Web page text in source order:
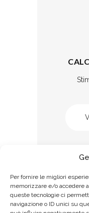
Per fornire le migliori
memorizzare e/o accedere
queste tecnologie ci
navigazione o ID unici su